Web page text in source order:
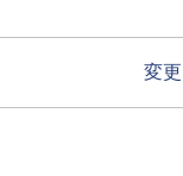
変更